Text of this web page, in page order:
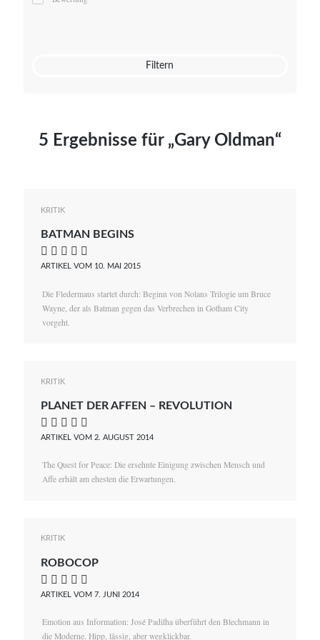
Mato von Vogelstein
Filtern
5 Ergebnisse für „Gary Oldman“
KRITIK
BATMAN BEGINS
    
ARTIKEL VOM 10. MAI 2015
Die Fledermaus startet durch: Beginn von Nolans Trilogie um Bruce
Wayne, der als Batman gegen das Verbrechen in Gotham City
vorgeht.
KRITIK
PLANET DER AFFEN – REVOLUTION
    
ARTIKEL VOM 2. AUGUST 2014
The Quest for Peace: Die ersehnte Einigung zwischen Mensch und
Affe erhält am ehesten die Erwartungen.
KRITIK
ROBOCOP
    
ARTIKEL VOM 7. JUNI 2014
Emotion aus Information: José Padilha überführt den Blechmann in
die Moderne. Hipp, lässig, aber wegklickbar.